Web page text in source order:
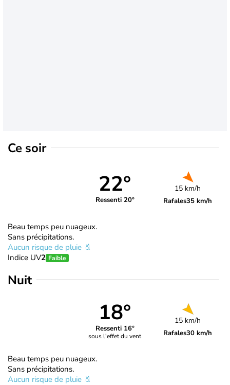
Ce soir
22°
Ressenti 20°
15 km/h
Rafales35 km/h
Beau temps peu nuageux.
Sans précipitations.
Aucun risque de pluie
Indice UV2 Faible
Nuit
18°
Ressenti 16°
sous l'effet du vent
15 km/h
Rafales30 km/h
Beau temps peu nuageux.
Sans précipitations.
Aucun risque de pluie